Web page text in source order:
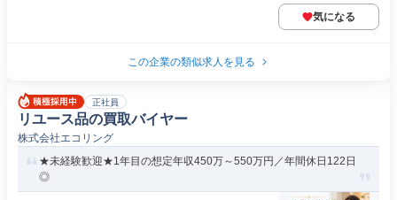
気になる
この企業の類似求人を見る
正社員
リユース品の買取バイヤー
株式会社エコリング
★未経験歓迎★1年目の想定年収450万～550万円／年間休日122日
◎